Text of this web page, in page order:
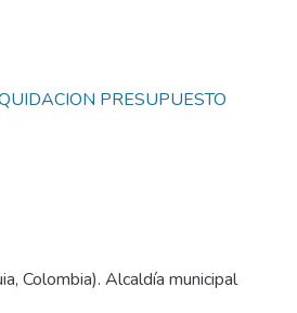
PRESUPUESTO
Colombia). Alcaldía municipal